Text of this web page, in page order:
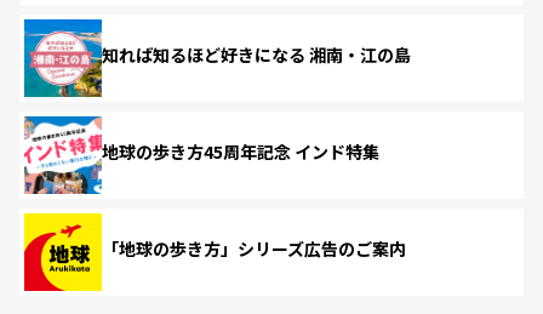
知れば知るほど好きになる 湘南・江の島
地球の歩き方45周年記念 インド特集
「地球の歩き方」シリーズ広告のご案内